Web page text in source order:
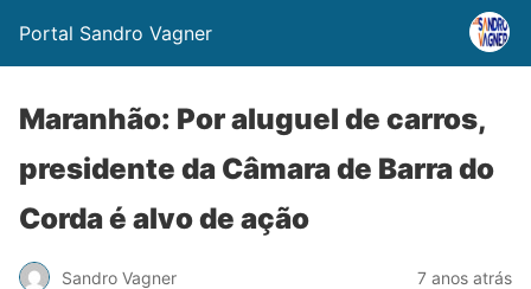
Portal Sandro Vagner
Maranhão: Por aluguel de carros,
presidente da Câmara de Barra do
Corda é alvo de ação
Sandro Vagner 7 anos atrás